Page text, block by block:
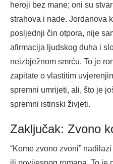
heroji bez mane; oni su
strahova i nade. Jordanova
posljednji čin otpora, nije
afirmacija ljudskog duha i
neizbježnom smrću. To je
zapitate o vlastitim
spremni umrijeti, ali, što je
spremni istinski živjeti.
Zaključak: Zvono
“Kome zvono zvoni”